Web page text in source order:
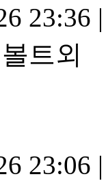
23:36 |
트외
23:06 |